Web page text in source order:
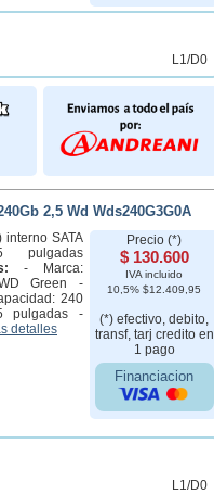
L1/D0
2,5 Wd Wds240G3G0A
SATA
- Marca:
Green -
240
pulgadas -
detalles
Precio (*)
$ 130.600
IVA incluido
10,5% $12.409,95
(*) efectivo, debito,
transf, tarj credito en
1 pago
Financiacion
L1/D0